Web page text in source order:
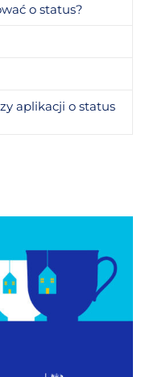
o status?
aplikacji o status